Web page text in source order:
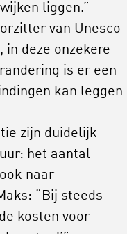
liggen.”
van Unesco
in deze onzekere
is er een
kan leggen
zijn duidelijk
het aantal
naar
“Bij steeds
kosten voor